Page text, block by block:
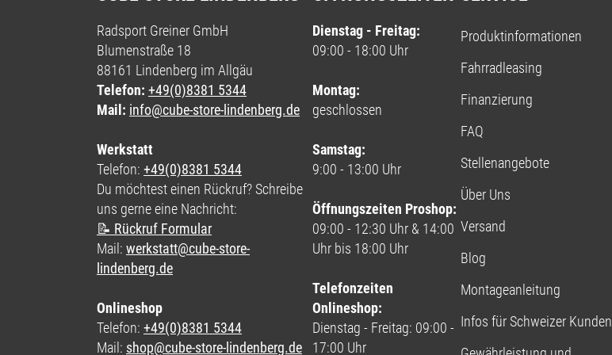
Radsport Greiner GmbH
Blumenstraße 18
88161 Lindenberg im Allgäu
Telefon: +49(0)8381 5344
Mail: info@cube-store-lindenberg.de
Werkstatt
Telefon: +49(0)8381 5344
Du möchtest einen Rückruf? Schreibe
uns gerne eine Nachricht:
📝 Rückruf Formular
Mail: werkstatt@cube-store-
lindenberg.de
Onlineshop
Telefon: +49(0)8381 5344
Mail: shop@cube-store-lindenberg.de
Dienstag - Freitag:
09:00 - 18:00 Uhr
Montag:
geschlossen
Samstag:
9:00 - 13:00 Uhr
Öffnungszeiten Proshop:
09:00 - 12:30 Uhr & 14:00
Uhr bis 18:00 Uhr
Telefonzeiten
Onlineshop:
Dienstag - Freitag: 09:00 -
17:00 Uhr
Produktinformationen
Fahrradleasing
Finanzierung
FAQ
Stellenangebote
Über Uns
Versand
Blog
Montageanleitung
Infos für Schweizer Kunden